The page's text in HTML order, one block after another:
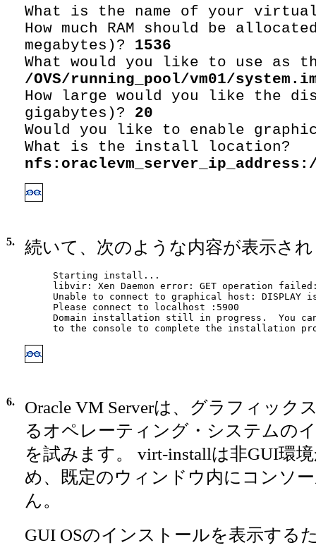
What is the name of your
How much RAM should be
megabytes)? 1536
What would you like to use as
/OVS/running_pool/vm01/
How large would you like the
gigabytes)? 20
Would you like to enable
What is the install location?
5. 続いて、次のような内容が表示さ
Starting install...
libvir: Xen Daemon error: GET operation
Unable to connect to graphical host: DISPLAY
Please connect to localhost :5900
Domain installation still in progress.  You
to the console to complete the installation
6.
Oracle VM Serverは、グラフィック
るオペレーティング・システムの
を試みます。 virt-installは非GUI環
め、既定のウィンドウ内にコンソ
ん。
GUI OSのインストールを表示する